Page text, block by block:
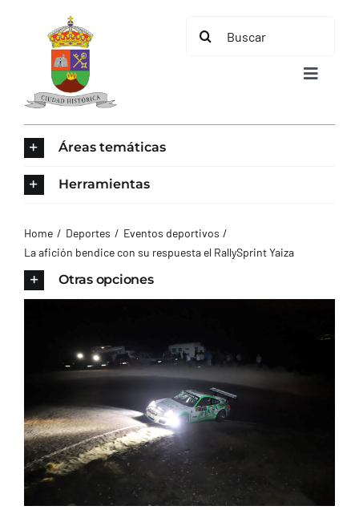
contenido
Buscar:
Toggle
AYUNTAMIENTO
CONTACTO
Áreas temáticas
Herramientas
Home Deportes
Eventos deportivos
La afición bendice con su respuesta el RallySprint Yaiza
Otras opciones